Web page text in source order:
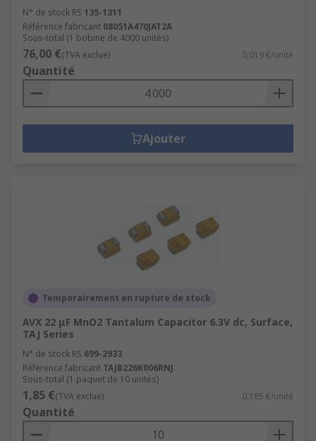
N° de stock RS 135-1311
Référence fabricant 08051A470JAT2A
Sous-total (1 bobine de 4000 unités)
76,00 €(TVA exclue) 0,019 €/unité
Quantité
Ajouter
Temporairement en rupture de stock
AVX 22 μF MnO2 Tantalum Capacitor 6.3V dc, Surface,
TAJ Series
N° de stock RS 699-2933
Référence fabricant TAJB226K006RNJ
Sous-total (1 paquet de 10 unités)
1,85 €(TVA exclue) 0,185 €/unité
Quantité